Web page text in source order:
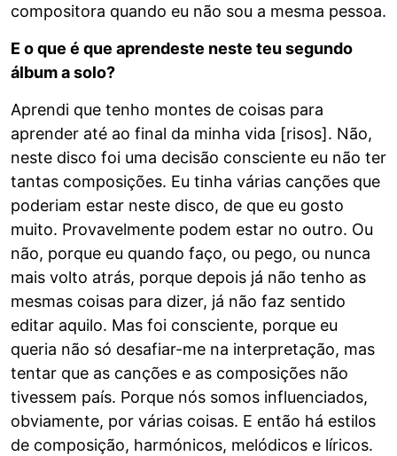
compositora quando eu não sou a mesma pessoa.
E o que é que aprendeste neste teu segundo
álbum a solo?
Aprendi que tenho montes de coisas para
aprender até ao final da minha vida [risos]. Não,
neste disco foi uma decisão consciente eu não ter
tantas composições. Eu tinha várias canções que
poderiam estar neste disco, de que eu gosto
muito. Provavelmente podem estar no outro. Ou
não, porque eu quando faço, ou pego, ou nunca
mais volto atrás, porque depois já não tenho as
mesmas coisas para dizer, já não faz sentido
editar aquilo. Mas foi consciente, porque eu
queria não só desafiar-me na interpretação, mas
tentar que as canções e as composições não
tivessem país. Porque nós somos influenciados,
obviamente, por várias coisas. E então há estilos
de composição, harmónicos, melódicos e líricos.